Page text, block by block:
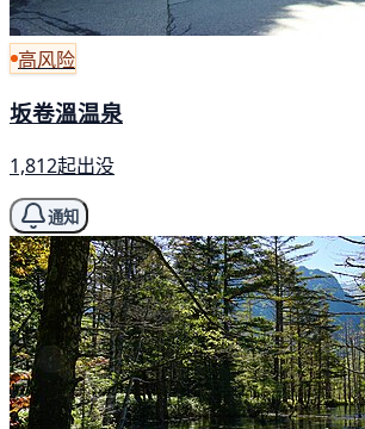
高风险
坂卷溫温泉
1,812起出没
通知